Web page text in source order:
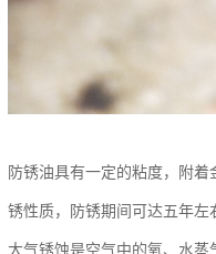
防锈油具有一定的粘度，附
锈性质，防锈期间可达五年左
大气锈蚀是空气中的氧、水